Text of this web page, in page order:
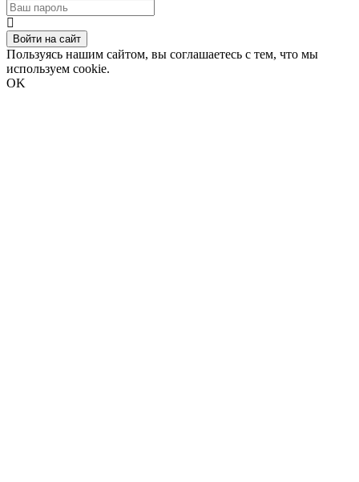
Войти на сайт
Пользуясь нашим сайтом, вы соглашаетесь с тем, что мы
используем cookie.
OK